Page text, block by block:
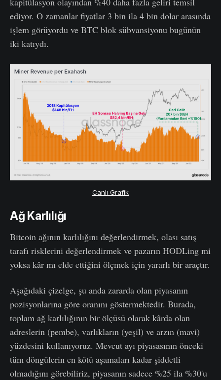
ediyor. O zamanlar fiyatlar 3 bin ila 4 bin dolar arasında
işlem görüyordu ve BTC blok sübvansiyonu bugünün
iki katıydı.
Canlı Grafik
Ağ Karlılığı
Bitcoin ağının karlılığını değerlendirmek, olası satış
tarafı risklerini değerlendirmek ve pazarın HODLing mi
yoksa kâr mı elde ettiğini ölçmek için yararlı bir araçtır.
Aşağıdaki çizelge, şu anda zararda olan piyasanın
pozisyonlarına göre oranını göstermektedir. Burada,
toplam ağ karlılığının bir ölçüsü olarak kârda olan
adreslerin (pembe), varlıkların (yeşil) ve arzın (mavi)
yüzdesini kullanıyoruz. Mevcut ayı piyasasının önceki
tüm döngülerin en kötü aşamaları kadar şiddetli
olmadığını görebiliriz, piyasanın sadece %25 ila %30'u